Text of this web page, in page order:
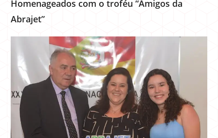
Homenageados com o troféu “Amigos da
Abrajet”